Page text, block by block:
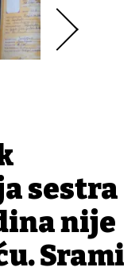
sestra
nije
Srami